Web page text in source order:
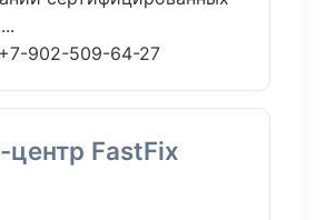
+7-902-509-64-27
FastFix